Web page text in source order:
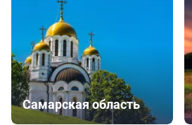
Самарская область